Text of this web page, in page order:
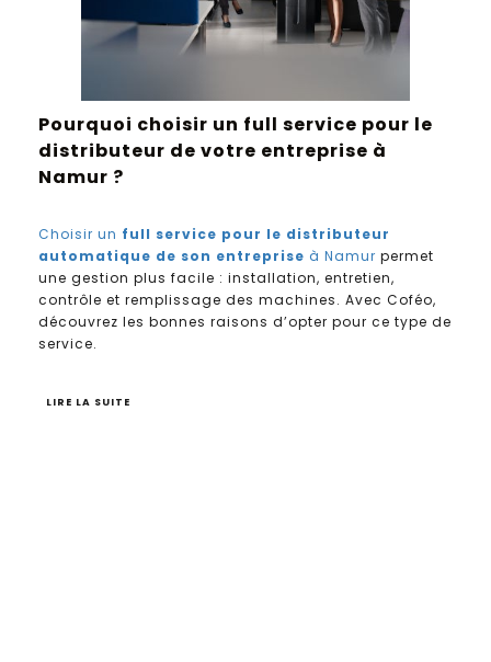
Pourquoi choisir un full service pour le
distributeur de votre entreprise à
Namur ?
Choisir un full service pour le distributeur
automatique de son entreprise à Namur permet
une gestion plus facile : installation, entretien,
contrôle et remplissage des machines. Avec Coféo,
découvrez les bonnes raisons d’opter pour ce type de
service.
LIRE LA SUITE